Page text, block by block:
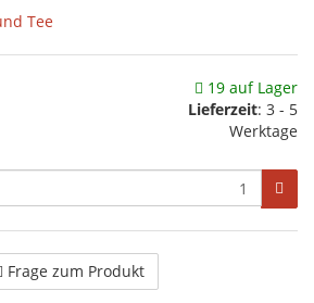
Tee
19 auf Lager
Lieferzeit: 3 - 5
Werktage
Frage zum Produkt